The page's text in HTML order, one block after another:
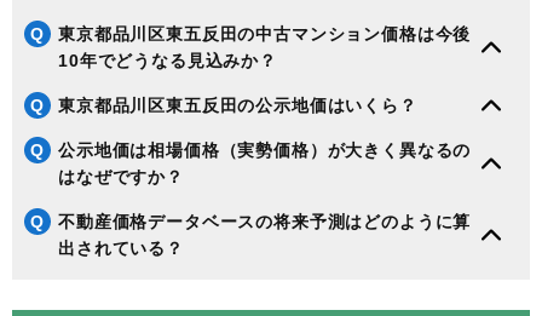
Q
東京都品川区東五反田の中古マンション価格は今後
10年でどうなる見込みか？
Q 東京都品川区東五反田の公示地価はいくら？
Q
公示地価は相場価格（実勢価格）が大きく異なるの
はなぜですか？
Q
不動産価格データベースの将来予測はどのように算
出されている？